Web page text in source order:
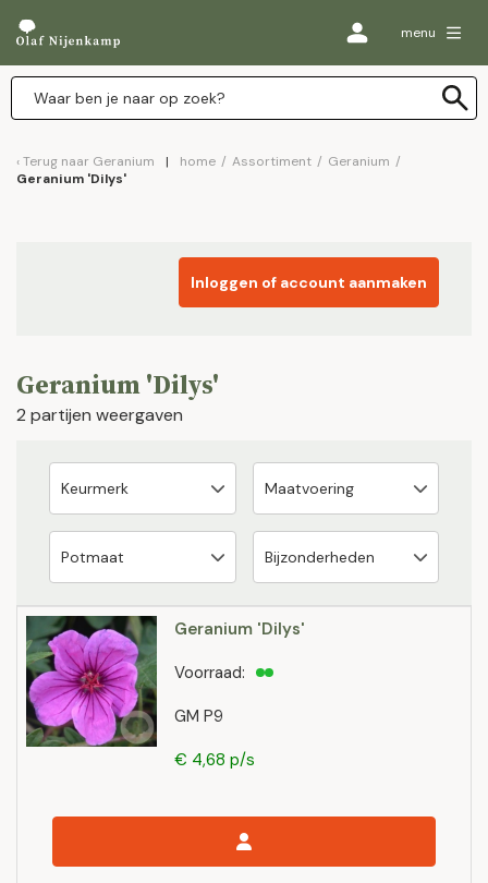
menu
Terug naar Geranium home / Assortiment / Geranium /
Geranium 'Dilys'
Inloggen of account aanmaken
Geranium 'Dilys'
2 partijen weergaven
Geranium 'Dilys'
GM P9
Voorraad:
€ 4,68 p/s